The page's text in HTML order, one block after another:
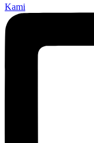
Kami